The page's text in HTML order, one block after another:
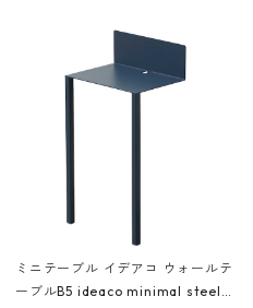
ミニテーブル イデアコ ウォールテ
ーブルB5 ideaco minimal steel f